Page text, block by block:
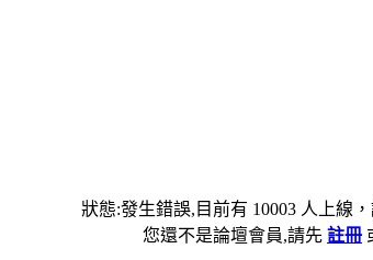
狀態:發生錯誤,目前有 10003 人上線
您還不是論壇會員,請先 註冊